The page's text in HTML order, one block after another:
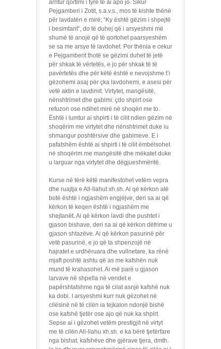
arritur qortimi i tyre te ai apo jo. Sikur
Pejgamberi i Zotit, s.a.v.s., mos të kishte thënë
për lavdatën e mirë; “Ky është gëzim i shpejtë
i besimtarit”, do të duhej që i arsyeshmi më
shumë të anojë që të qortohet paarsyeshëm
se sa me arsye të lavdohet. Por thënia e cekur
e Pejgamberit thotë se gëzimi duhet të jetë
për shkak të vërtetës, e jo për shkak të të
pavërtetës dhe për këtë është e nevojshme t’i
gëzohemi asaj për çka lavdohemi, e asesi për
vetë aktin e lavdimit. Virtytet, mangësitë,
nënshtrimet dhe gabimi: çdo shpirt ose
refuzon ose ndihet mirë në shoqëri me to.
Është i lumtur ai shpirti i të cilit ndien gëzim në
shoqërim me virtytet dhe nënshtrimet duke iu
shmangur poshtërsive dhe gabimeve. E i
pafatshëm është ai shpirti i të cilit ëmbëlsohet
në shoqërim me mangësitë dhe mëkatet duke
u larguar nga virtytet dhe dëgjueshmëritë.
Kurse në tërë këtë manifestohet vetëm vepra
dhe ruajtja e All-llahut xh.sh. Ai që kërkon atë
botë është i ngjashëm engjëjve, deri sa ai që
kërkon të keqen është i ngjashëm me
shejtanët. Ai që kërkon lavdi dhe pushtet i
gjason bishave, deri sa ai që kërkon dëfrime u
gjason shtazëve. Ai që kërkon pasurinë për
vetë pasurinë, e jo që ta shpenzojë në
hajratet e urdhëruara dhe vullnetare, ka rënë
mjaft poshtë ashtu që as me kafshën nuk
mund të krahasohet. Ai më parë u gjason
larvave në shpella në vendet e
papërshtatshme nga të cilat asnjë kafshë nuk
ka dobi. I arsyeshmi kurr nuk gëzohet në
cilësinë në të cilën ia tejkalon ndonjë bishë
ose kafshë tjetër ose ajo që nuk ka shpirt.
Sepse ai i gëzohet vetëm prestigjit në virtyt
me të cilën All-llahu xh.sh. e ka bërë tjetërfare
nga bishat, kafshëve dhe gjërave tjera, dmth.